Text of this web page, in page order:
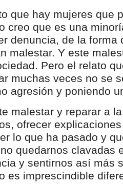
que hay mujeres que
creo que es una
denuncia, de la forma
malestar. Y este
Pero el relato
muchas veces no se
agresión y poniendo
malestar y reparar a
ofrecer
lo que ha pasado y
quedarnos clavadas
y sentirnos así más
es imprescindible